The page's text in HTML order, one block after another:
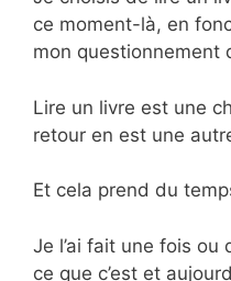
ce moment-là, en
mon questionnement
Lire un livre est une
retour en est une
Et cela prend du
Je l’ai fait une fois ou
ce que c’est et